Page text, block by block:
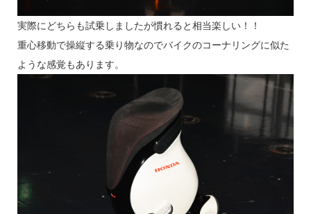
実際にどちらも試乗しましたが慣れると相当楽しい！！
重心移動で操縦する乗り物なのでバイクのコーナリングに似た
ような感覚もあります。